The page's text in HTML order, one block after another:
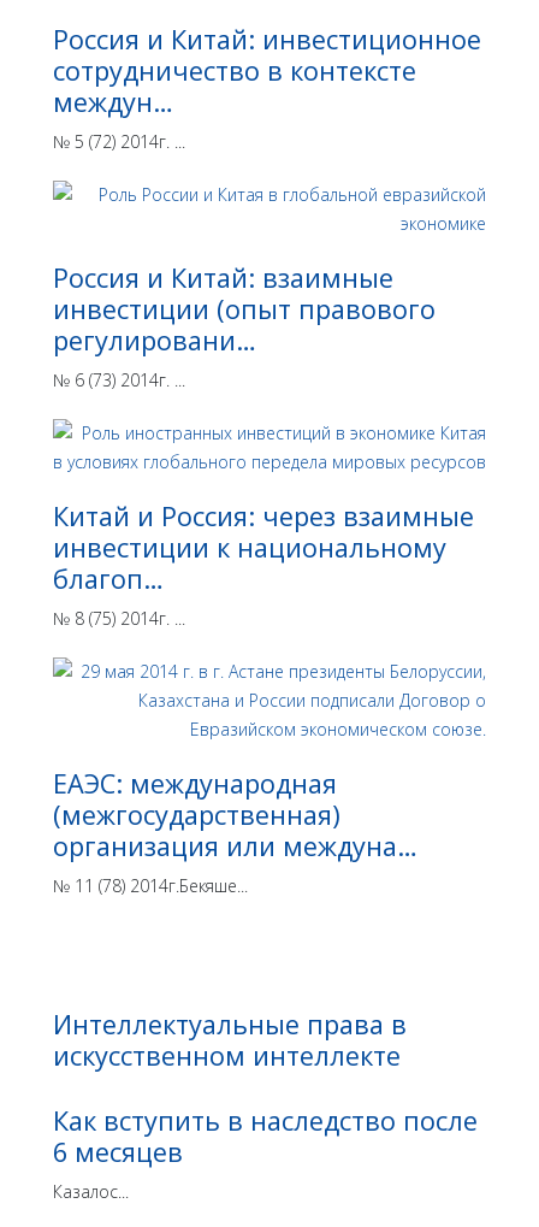
Россия и Китай: инвестиционное
сотрудничество в контексте
междун…
№ 5 (72) 2014г. ...
Россия и Китай: взаимные
инвестиции (опыт правового
регулировани…
№ 6 (73) 2014г. ...
Китай и Россия: через взаимные
инвестиции к национальному
благоп…
№ 8 (75) 2014г. ...
ЕАЭС: международная
(межгосударственная)
организация или междуна…
№ 11 (78) 2014г.Бекяше...
Интеллектуальные права в
искусственном интеллекте
Как вступить в наследство после
6 месяцев
Казалос...